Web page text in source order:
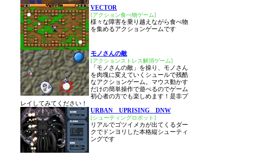
VECTOR
[アクション食べ物ゲーム]
様々な障害を乗り越えながら食べ物
を集めるアクションゲームです
モノさんの敵
[アクションストレス解消ゲーム]
「モノさんの敵」を操り、モノさん
を肉塊に変えていくシュールで残酷
なアクションゲーム。マウス動かす
だけの簡単操作で遊べるのでゲーム
初心者の方でも楽しめます！是非プ
レイしてみてください！
URBAN UPRISING DNW
[シューティングロボット]
リアルでゴツイメカが出てくるダー
クでドンヨリした本格縦シューティ
ングです